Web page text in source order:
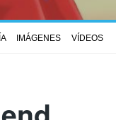
IMÁGENES VÍDEOS